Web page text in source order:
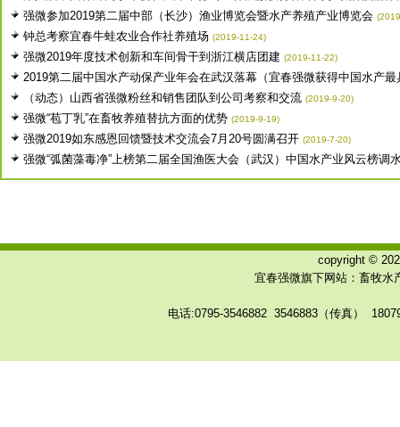
强微参加2019第二届中部（长沙）渔业博览会暨水产养殖产业博览会
钟总考察宜春牛蛙农业合作社养殖场 (2019-11-24)
强微2019年度技术创新和车间骨干到浙江横店团建 (2019-11-22)
2019第二届中国水产动保产业年会在武汉落幕（宜春强微获得中国水产最
（动态）山西省强微粉丝和销售团队到公司考察和交流 (2019-9-20)
强微“苞丁乳”在畜牧养殖替抗方面的优势 (2019-9-19)
强微2019如东感恩回馈暨技术交流会7月20号圆满召开 (2019-7-20)
强微“弧菌藻毒净”上榜第二届全国渔医大会（武汉）中国水产业风云榜调
copyright ©
宜春强微旗下网站：畜牧水
电话:0795-3546882 3546883（传真）